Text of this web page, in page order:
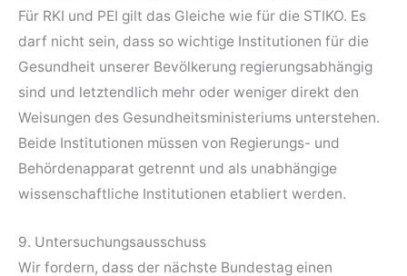
Für RKI und PEI gilt das Gleiche wie für die STIKO. Es
darf nicht sein, dass so wichtige Institutionen für die
Gesundheit unserer Bevölkerung regierungsabhängig
sind und letztendlich mehr oder weniger direkt den
Weisungen des Gesundheitsministeriums unterstehen.
Beide Institutionen müssen von Regierungs- und
Behördenapparat getrennt und als unabhängige
wissenschaftliche Institutionen etabliert werden.
9. Untersuchungsausschuss
Wir fordern, dass der nächste Bundestag einen